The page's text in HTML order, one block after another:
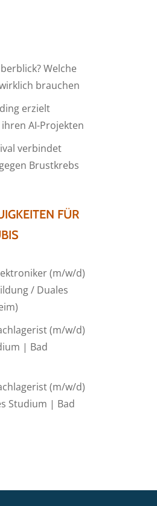
Welche
brauchen
erzielt
AI-Projekten
verbindet
Brustkrebs
FÜR
(m/w/d)
/ Duales
(m/w/d)
| Bad
(m/w/d)
Studium | Bad